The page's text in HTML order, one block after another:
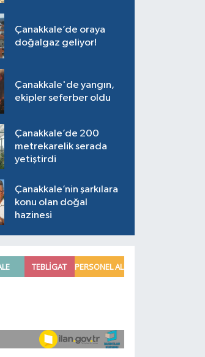
Çanakkale’de oraya
doğalgaz geliyor!
Çanakkale'de yangın,
ekipler seferber oldu
Çanakkale’de 200
metrekarelik serada
yetiştirdi
Çanakkale’nin şarkılara
konu olan doğal
hazinesi